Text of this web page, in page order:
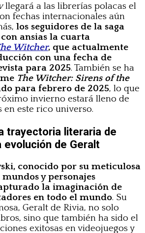
llegará a las librerías polacas el
fechas internacionales aún
los seguidores de la saga
ansias la cuarta
Witcher, que actualmente
con una fecha de
para 2025. También se ha
The Witcher: Sirens of the
para febrero de 2025, lo que
invierno estará lleno de
en este rico universo.
trayectoria literaria de
evolución de Geralt
conocido por su meticulosa
y personajes
la imaginación de
en todo el mundo. Su
Geralt de Rivia, no solo
sino que también ha sido el
exitosas en videojuegos y